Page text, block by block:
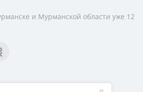
и Мурманской области уже 12